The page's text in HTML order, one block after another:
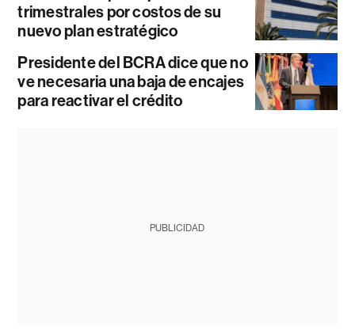
trimestrales por costos de su
nuevo plan estratégico
Presidente del BCRA dice que no
ve necesaria una baja de encajes
para reactivar el crédito
PUBLICIDAD